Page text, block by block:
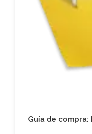
Guía de compra: